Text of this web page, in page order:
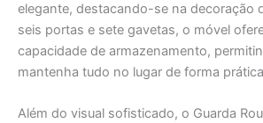
elegante, destacando-se na decoração
seis portas e sete gavetas, o móvel
capacidade de armazenamento,
mantenha tudo no lugar de forma
Além do visual sofisticado, o Guarda